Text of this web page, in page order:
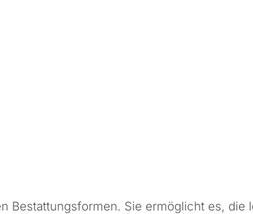
Bestattungsformen. Sie ermöglicht es, die